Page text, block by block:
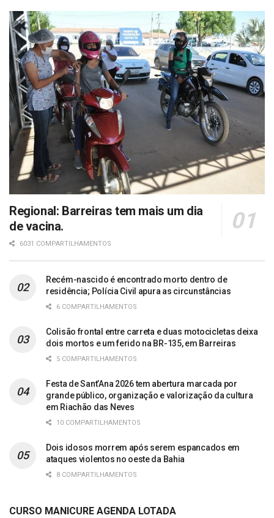
Regional: Barreiras tem mais um dia
de vacina.
6031 COMPARTILHAMENTOS
Recém-nascido é encontrado morto dentro de
residência; Polícia Civil apura as circunstâncias
6 COMPARTILHAMENTOS
Colisão frontal entre carreta e duas motocicletas deixa
dois mortos e um ferido na BR-135, em Barreiras
5 COMPARTILHAMENTOS
Festa de Sant’Ana 2026 tem abertura marcada por
grande público, organização e valorização da cultura
em Riachão das Neves
10 COMPARTILHAMENTOS
Dois idosos morrem após serem espancados em
ataques violentos no oeste da Bahia
8 COMPARTILHAMENTOS
CURSO MANICURE AGENDA LOTADA